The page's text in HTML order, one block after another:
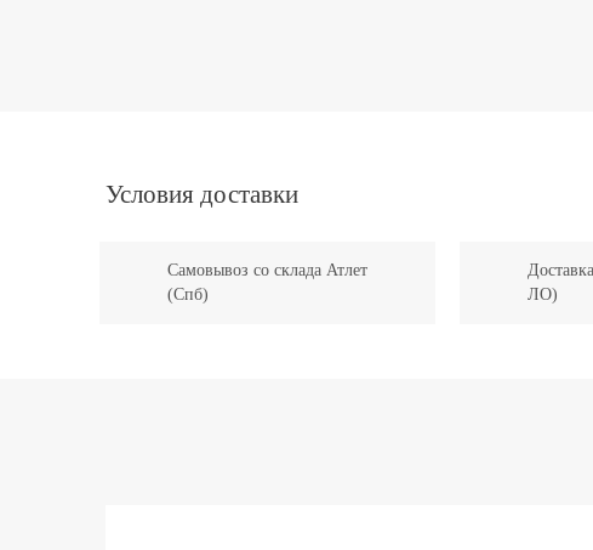
Условия доставки
Самовывоз со склада Атлет
(Спб)
ЛО)